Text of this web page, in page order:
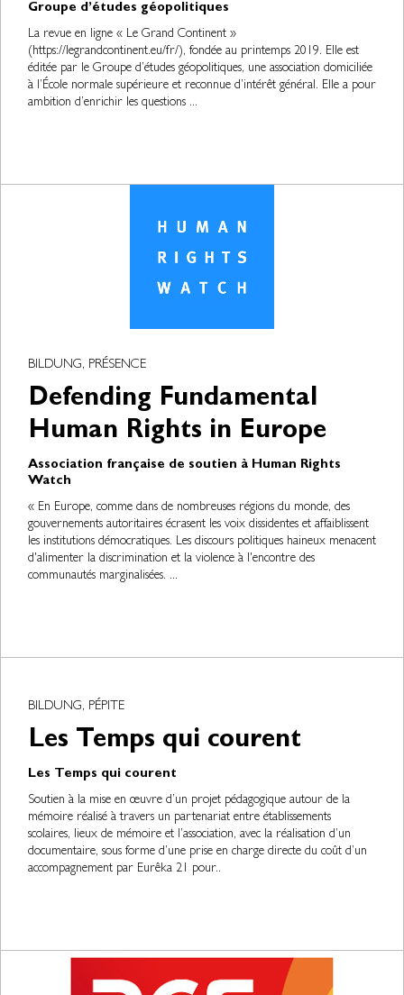
Groupe d’études géopolitiques
La revue en ligne « Le Grand Continent »
(https://legrandcontinent.eu/fr/), fondée au printemps 2019. Elle est
éditée par le Groupe d’études géopolitiques, une association domiciliée
à l’École normale supérieure et reconnue d’intérêt général. Elle a pour
ambition d’enrichir les questions ...
BILDUNG, PRÉSENCE
Defending Fundamental
Human Rights in Europe
Association française de soutien à Human Rights
Watch
« En Europe, comme dans de nombreuses régions du monde, des
gouvernements autoritaires écrasent les voix dissidentes et affaiblissent
les institutions démocratiques. Les discours politiques haineux menacent
d'alimenter la discrimination et la violence à l'encontre des
communautés marginalisées. ...
BILDUNG, PÉPITE
Les Temps qui courent
Les Temps qui courent
Soutien à la mise en œuvre d’un projet pédagogique autour de la
mémoire réalisé à travers un partenariat entre établissements
scolaires, lieux de mémoire et l’association, avec la réalisation d’un
documentaire, sous forme d’une prise en charge directe du coût d’un
accompagnement par Eurêka 21 pour..